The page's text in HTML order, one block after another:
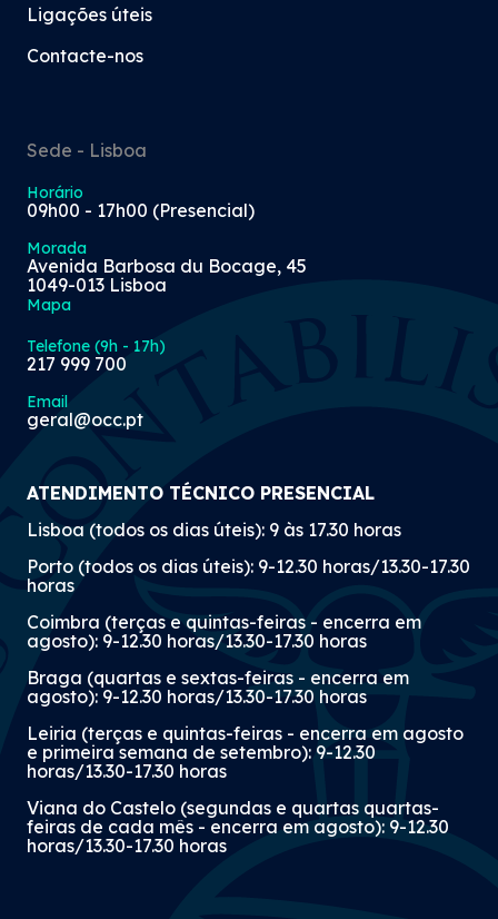
Ligações úteis
Contacte-nos
Sede - Lisboa
Horário
09h00 - 17h00 (Presencial)
Morada
Avenida Barbosa du Bocage, 45
1049-013 Lisboa
Mapa
Telefone (9h - 17h)
217 999 700
Email
geral@occ.pt
ATENDIMENTO TÉCNICO PRESENCIAL
Lisboa (todos os dias úteis): 9 às 17.30 horas
Porto (todos os dias úteis): 9-12.30 horas/13.30-17.30
horas
Coimbra (terças e quintas-feiras - encerra em
agosto): 9-12.30 horas/13.30-17.30 horas
Braga (quartas e sextas-feiras - encerra em
agosto): 9-12.30 horas/13.30-17.30 horas
Leiria (terças e quintas-feiras - encerra em agosto
e primeira semana de setembro): 9-12.30
horas/13.30-17.30 horas
Viana do Castelo (segundas e quartas quartas-
feiras de cada mês - encerra em agosto): 9-12.30
horas/13.30-17.30 horas